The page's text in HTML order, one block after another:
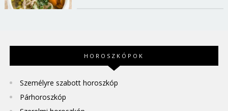
HOROSZKÓPOK
Személyre szabott horoszkóp
Párhoroszkóp